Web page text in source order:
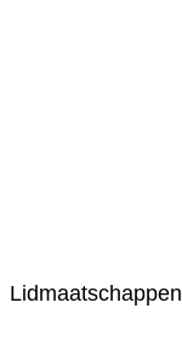
Lidmaatschappen